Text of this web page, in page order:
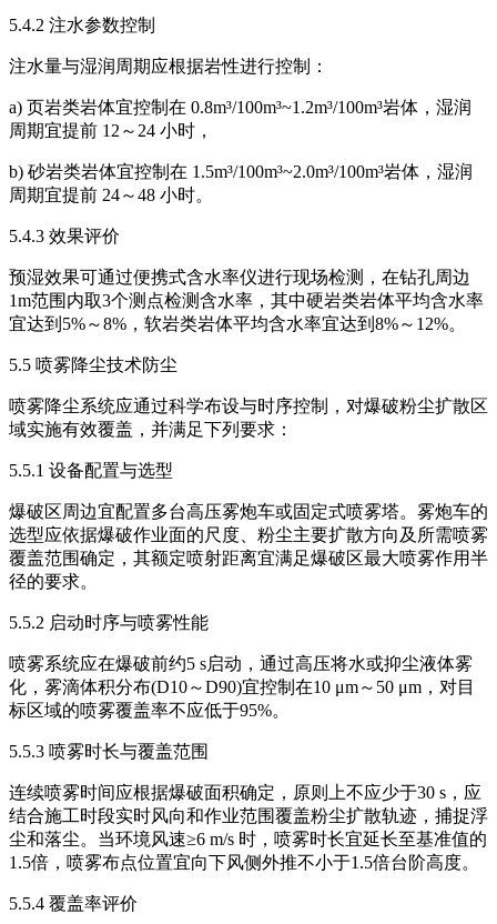
5.4.2 注水参数控制
注水量与湿润周期应根据岩性进行控制：
a) 页岩类岩体宜控制在 0.8m³/100m³~1.2m³/100m³岩体，湿润
周期宜提前 12～24 小时，
b) 砂岩类岩体宜控制在 1.5m³/100m³~2.0m³/100m³岩体，湿润
周期宜提前 24～48 小时。
5.4.3 效果评价
预湿效果可通过便携式含水率仪进行现场检测，在钻孔周边
1m范围内取3个测点检测含水率，其中硬岩类岩体平均含水率
宜达到5%～8%，软岩类岩体平均含水率宜达到8%～12%。
5.5 喷雾降尘技术防尘
喷雾降尘系统应通过科学布设与时序控制，对爆破粉尘扩散区
域实施有效覆盖，并满足下列要求：
5.5.1 设备配置与选型
爆破区周边宜配置多台高压雾炮车或固定式喷雾塔。雾炮车的
选型应依据爆破作业面的尺度、粉尘主要扩散方向及所需喷雾
覆盖范围确定，其额定喷射距离宜满足爆破区最大喷雾作用半
径的要求。
5.5.2 启动时序与喷雾性能
喷雾系统应在爆破前约5 s启动，通过高压将水或抑尘液体雾
化，雾滴体积分布(D10～D90)宜控制在10 μm～50 μm，对目
标区域的喷雾覆盖率不应低于95%。
5.5.3 喷雾时长与覆盖范围
连续喷雾时间应根据爆破面积确定，原则上不应少于30 s，应
结合施工时段实时风向和作业范围覆盖粉尘扩散轨迹，捕捉浮
尘和落尘。当环境风速≥6 m/s 时，喷雾时长宜延长至基准值的
1.5倍，喷雾布点位置宜向下风侧外推不小于1.5倍台阶高度。
5.5.4 覆盖率评价